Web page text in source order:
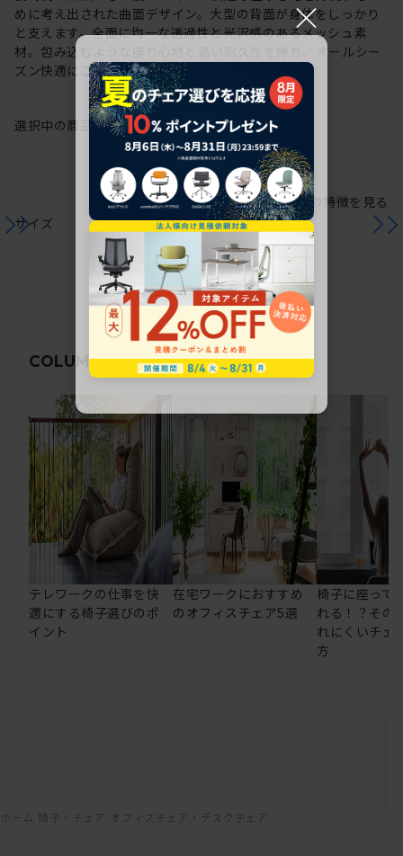
めに考え出された曲面デザイン。大型の背面が身体をしっかり
と支えます。全面に均一な透過性と光沢感のあるメッシュ素
材。包み込むような座り心地と高い耐久性を持ち、オールシー
ズン快適にご使用いただけます。
選択中の商品情報保証注意事項
サイズ
シリーズの特徴を見る
COLUMN関連コラム
テレワークの仕事を快
適にする椅子選びのポ
イント
在宅ワークにおすすめ
のオフィスチェア5選
椅子に座って
れる！？その
れにくいチェ
方
ホーム 椅子・チェア オフィスチェア・デスクチェア
×